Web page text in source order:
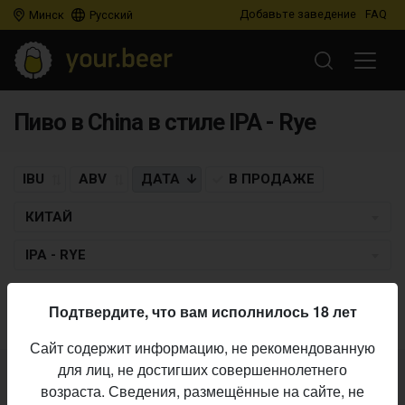
Минск Русский Добавьте заведение FAQ
Пиво в China в стиле IPA - Rye
IBU ABV ДАТА В ПРОДАЖЕ
КИТАЙ
IPA - RYE
Не нашли ваш бар или магазин в каталоге?
Подтвердите, что вам исполнилось 18 лет
Сайт содержит информацию, не рекомендованную
для лиц, не достигших совершеннолетнего
возраста. Сведения, размещённые на сайте, не